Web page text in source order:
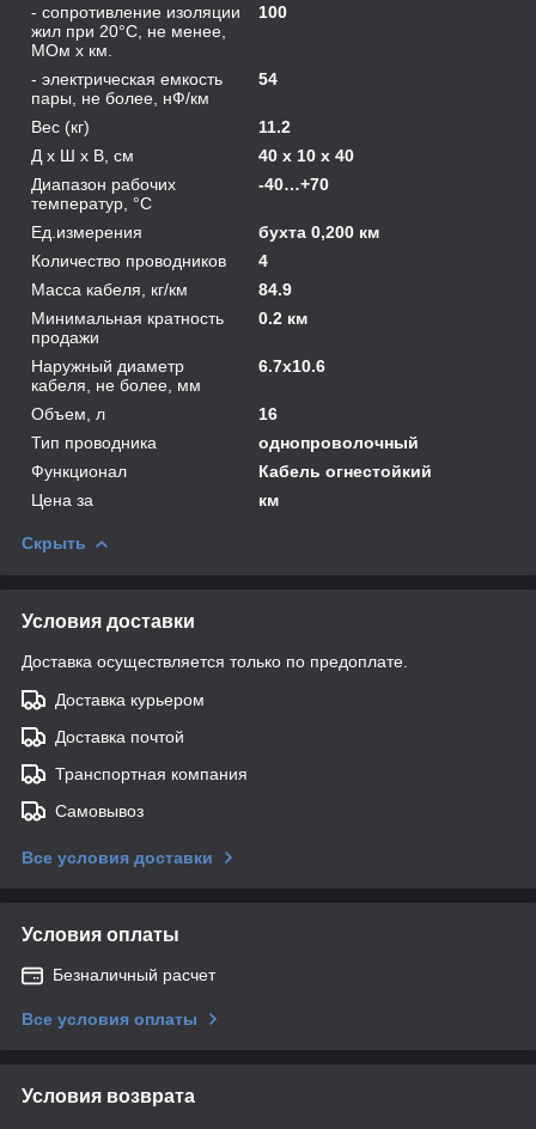
- сопротивление изоляции
жил при 20°C, не менее,
МОм х км.
100
- электрическая емкость
пары, не более, нФ/км
54
Вес (кг)
11.2
Д х Ш х В, см
40 x 10 x 40
Диапазон рабочих
температур, °С
-40…+70
Ед.измерения
бухта 0,200 км
Количество проводников
4
Масса кабеля, кг/км
84.9
Минимальная кратность
продажи
0.2 км
Наружный диаметр
кабеля, не более, мм
6.7х10.6
Объем, л
16
Тип проводника
однопроволочный
Функционал
Кабель огнестойкий
Цена за
км
Скрыть
Условия доставки
Доставка осуществляется только по предоплате.
Доставка курьером
Доставка почтой
Транспортная компания
Самовывоз
Все условия доставки
Условия оплаты
Безналичный расчет
Все условия оплаты
Условия возврата